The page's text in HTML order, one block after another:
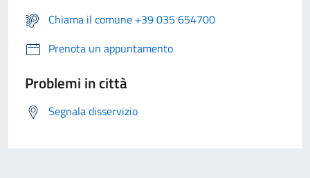
Chiama il comune +39 035 654700
Prenota un appuntamento
Problemi in città
Segnala disservizio